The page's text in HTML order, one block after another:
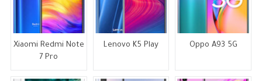
Xiaomi Redmi Note
7 Pro
Lenovo K5 Play Oppo A93 5G